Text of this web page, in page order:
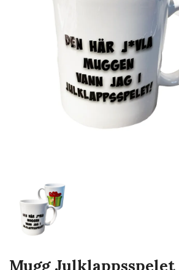
Mugg Julklappsspelet